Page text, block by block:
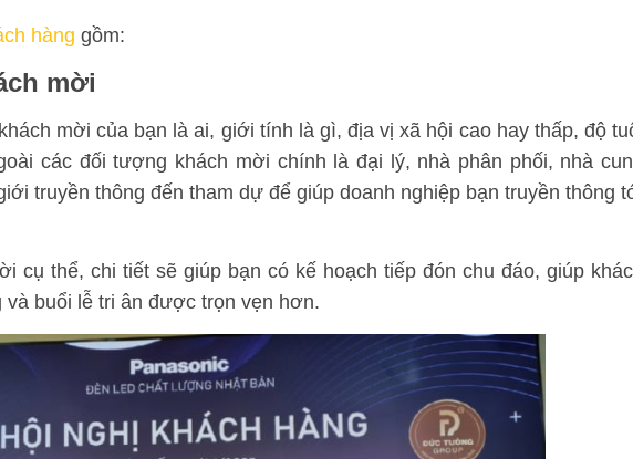
hàng gồm:
mời
mời của bạn là ai, giới tính là gì, địa vị xã hội cao hay thấp, độ
các đối tượng khách mời chính là đại lý, nhà phân phối, nhà
truyền thông đến tham dự để giúp doanh nghiệp bạn truyền thông
cụ thể, chi tiết sẽ giúp bạn có kế hoạch tiếp đón chu đáo, giúp
buổi lễ tri ân được trọn vẹn hơn.